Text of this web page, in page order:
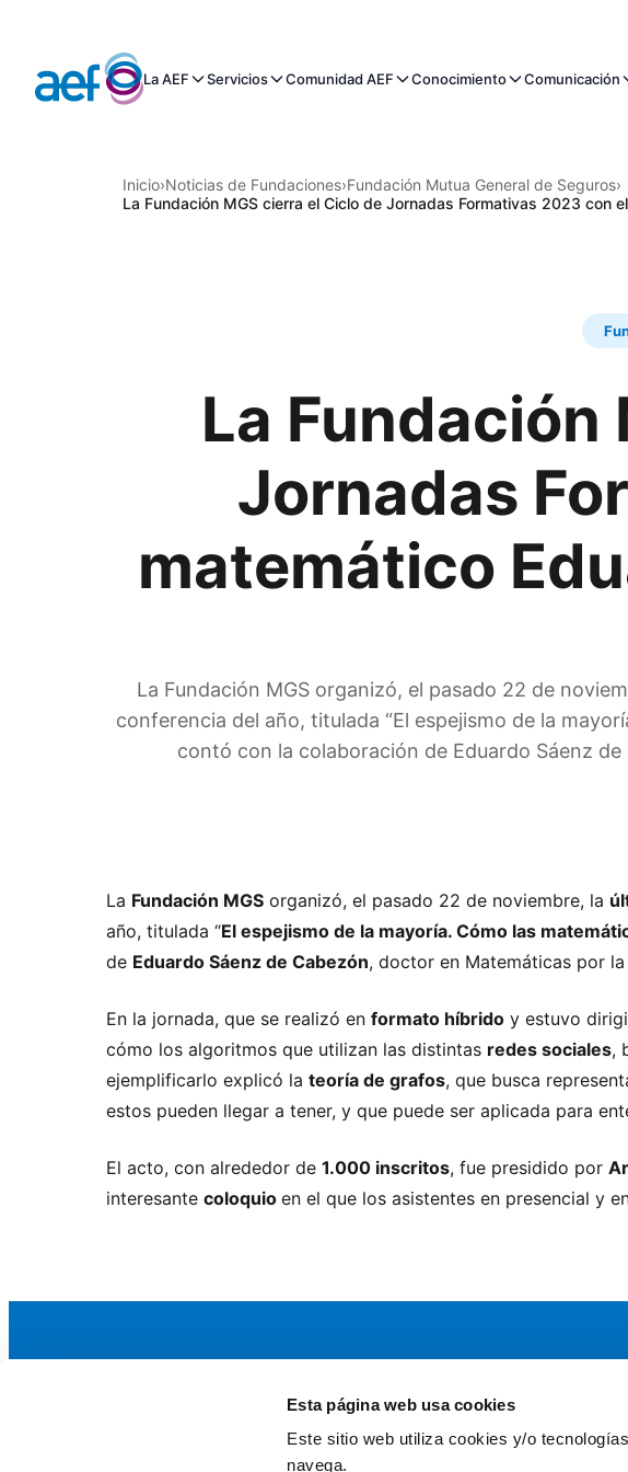
Esta página web usa cookies
Este sitio web utiliza cookies y/o
navega.
La AEF Servicios Comunidad AEF Conocimiento Comunicación
Inicio›Noticias de Fundaciones›Fundación Mutua General de Seguros›
La Fundación MGS cierra el Ciclo de Jornadas Formativas 2023 con
La Fundación
Jornadas
matemático
La Fundación MGS organizó, el pasado 22 de
conferencia del año, titulada “El espejismo de la
contó con la colaboración de Eduardo Sáenz
La Fundación MGS organizó, el pasado 22 de noviembre, la
año, titulada “El espejismo de la mayoría. Cómo las
de Eduardo Sáenz de Cabezón, doctor en Matemáticas por
En la jornada, que se realizó en formato híbrido y estuvo
cómo los algoritmos que utilizan las distintas redes sociales,
ejemplificarlo explicó la teoría de grafos, que busca
estos pueden llegar a tener, y que puede ser aplicada para
El acto, con alrededor de 1.000 inscritos, fue presidido por
interesante coloquio en el que los asistentes en presencial y
Quienes somos